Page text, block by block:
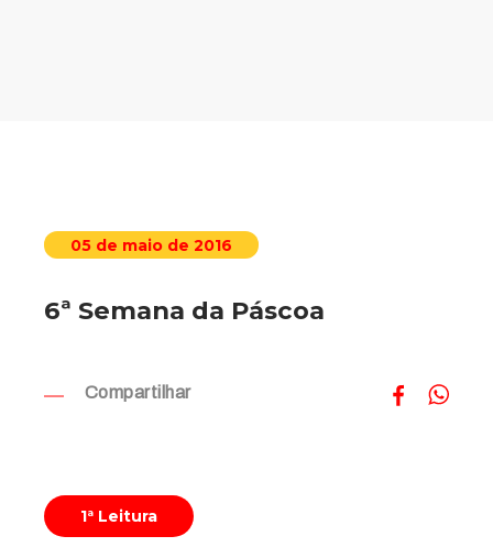
05 de maio de 2016
6ª Semana da Páscoa
Compartilhar
1ª Leitura